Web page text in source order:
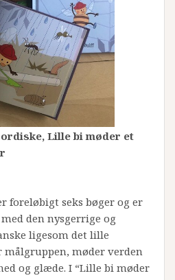
Lille bi møder et
foreløbigt seks bøger og er
den nysgerrige og
ligesom det lille
målgruppen, møder verden
og glæde. I “Lille bi møder